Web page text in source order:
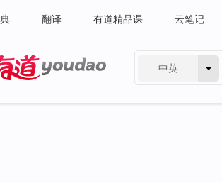
翻译 有道精品课 云笔记
中英